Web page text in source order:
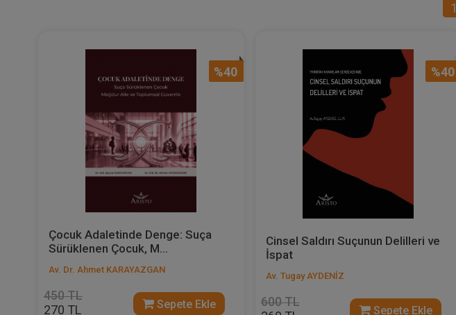
1
%40
Çocuk Adaletinde Denge: Suça
Sürüklenen Çocuk, M...
Av. Dr. Ahmet KARAYAZGAN
450 TL
270 TL Sepete Ekle
%40
Cinsel Saldırı Suçunun Delilleri ve
İspat
Av. Tugay AYDENİZ
600 TL
Sepete Ekle